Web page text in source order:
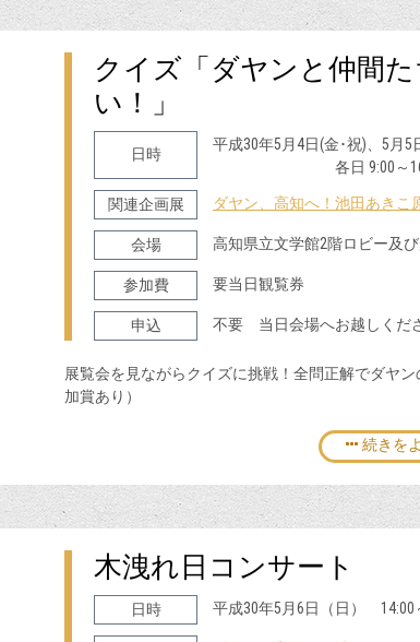
クイズ「ダヤンと仲間
い！」
日時
平成30年5月4日(金･
各日 9:00～
関連企画展 ダヤン、高知へ！池田あきこ
会場 高知県立文学館2階ロビー及
参加費 要当日観覧券
申込 不要 当日会場へお越しくだ
展覧会を見ながらクイズに挑戦！全問正解でダヤ
加賞あり）
続きを
木洩れ日コンサート
日時 平成30年5月6日（日） 14:00